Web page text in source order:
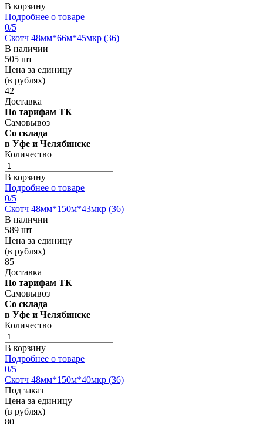
В корзину
Подробнее о товаре
0/5
Скотч 48мм*66м*45мкр (36)
В наличии
505 шт
Цена за единицу
(в рублях)
42
Доставка
По тарифам ТК
Самовывоз
Со склада
в Уфе и Челябинске
Количество
В корзину
Подробнее о товаре
0/5
Скотч 48мм*150м*43мкр (36)
В наличии
589 шт
Цена за единицу
(в рублях)
85
Доставка
По тарифам ТК
Самовывоз
Со склада
в Уфе и Челябинске
Количество
В корзину
Подробнее о товаре
0/5
Скотч 48мм*150м*40мкр (36)
Под заказ
Цена за единицу
(в рублях)
80